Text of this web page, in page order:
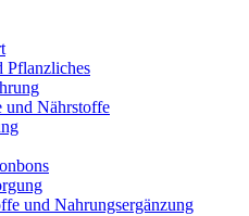
Pflanzliches
und Nährstoffe
und Nahrungsergänzung